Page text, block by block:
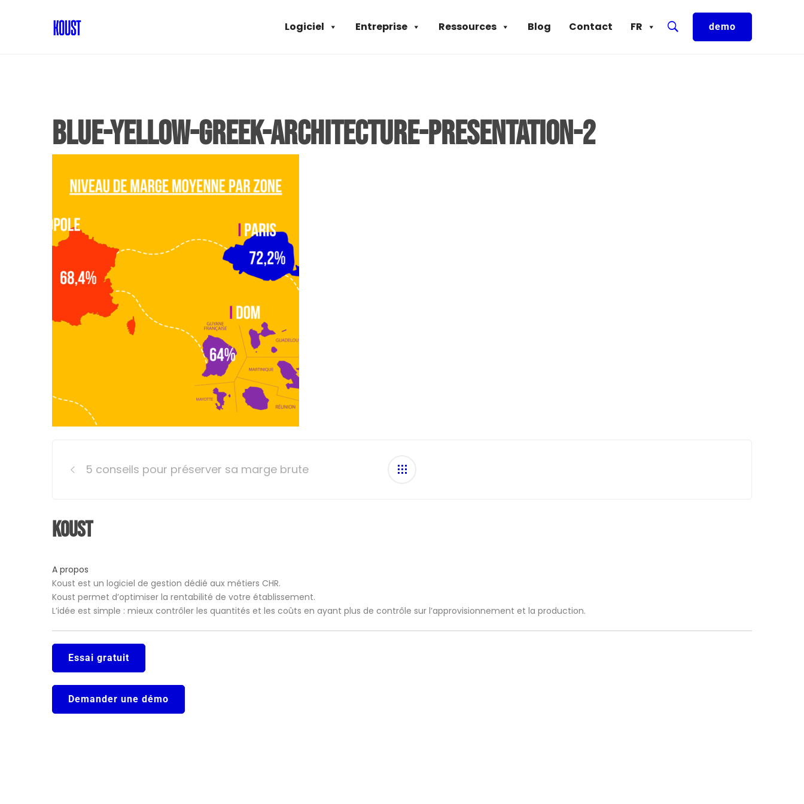
FR
Contact
Blog
Ressources
Entreprise
Logiciel demo
Blue-Yellow-Greek-Architecture-Presentation-2
navigation
5 conseils pour préserver sa marge brute
Koust
A propos
Koust est un logiciel de gestion dédié aux métiers CHR.
Koust permet d’optimiser la rentabilité de votre établissement.
L’idée est simple : mieux contrôler les quantités et les coûts en ayant plus de contrôle sur l’approvisionnement et la production.
Essai gratuit
Demander une démo